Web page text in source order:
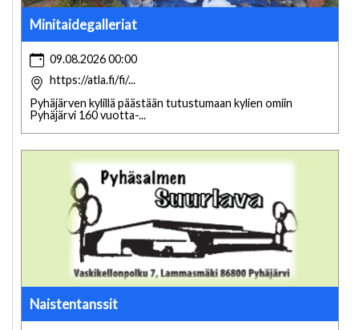
Minitaidegalleriat
09.08.2026 00:00
https://atla.fi/fi/...
Pyhäjärven kylillä päästään tutustumaan kylien omiin
Pyhäjärvi 160 vuotta-...
Naistentanssit